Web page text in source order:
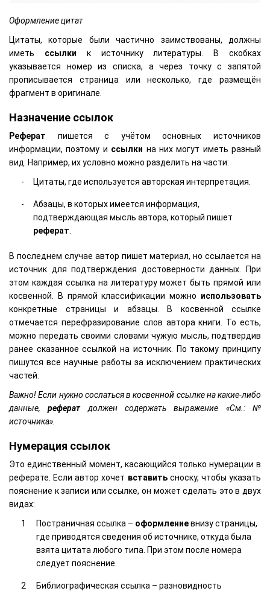
Оформление цитат
Цитаты, которые были частично заимствованы, должны
иметь ссылки к источнику литературы. В скобках
указывается номер из списка, а через точку с запятой
прописывается страница или несколько, где размещён
фрагмент в оригинале.
Назначение ссылок
Реферат пишется с учётом основных источников
информации, поэтому и ссылки на них могут иметь разный
вид. Например, их условно можно разделить на части:
Цитаты, где используется авторская интерпретация.
Абзацы, в которых имеется информация,
подтверждающая мысль автора, который пишет
реферат
В последнем случае автор пишет материал, но ссылается на
источник для подтверждения достоверности данных. При
этом каждая ссылка на литературу может быть прямой или
косвенной. В прямой классификации можно использовать
конкретные страницы и абзацы. В косвенной ссылке
отмечается перефразирование слов автора книги. То есть,
можно передать своими словами чужую мысль, подтвердив
ранее сказанное ссылкой на источник. По такому принципу
пишутся все научные работы за исключением практических
частей.
Важно! Если нужно сослаться в косвенной ссылке на какие-либо
данные,рефератдолжен содержать выражение «См.: №
источника».
Нумерация ссылок
Это единственный момент, касающийся только нумерации в
реферате. Если автор хочет вставитьсноску, чтобы указать
пояснение к записи или ссылке, он может сделать это в двух
видах:
Постраничная ссылка – оформлениевнизу страницы,
где приводятся сведения об источнике, откуда была
взята цитата любого типа. При этом после номера
следует пояснение.
Библиографическая ссылка – разновидность